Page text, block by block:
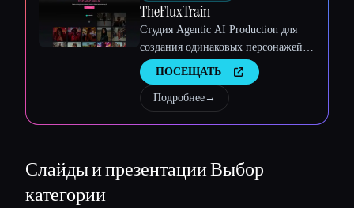
TheFluxTrain
Студия Agentic AI Production для
создания одинаковых персонажей,
рабочих процессов и видео
ПОСЕЩАТЬ
Подробнее→
Слайды и презентацииВыбор
категории